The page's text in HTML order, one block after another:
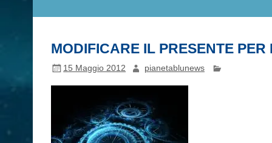
MODIFICARE IL PRESENTE
15 Maggio 2012 pianetablunews